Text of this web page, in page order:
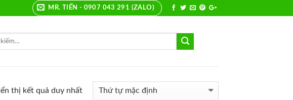
MR. TIẾN - 0907 043 291 (ZALO)
thị kết quả duy nhất